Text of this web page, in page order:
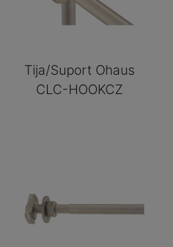
Tija/Suport Ohaus
CLC-HOOKCZ